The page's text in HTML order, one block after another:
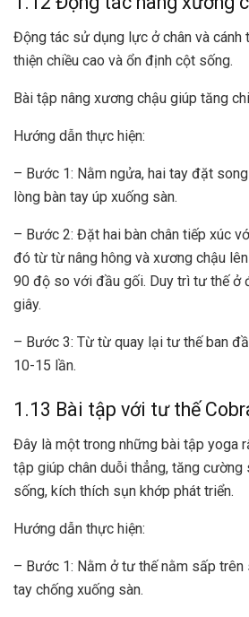
Động tác sử dụng lực ở chân và cánh
thiện chiều cao và ổn định cột sống.
Bài tập nâng xương chậu giúp tăng
Hướng dẫn thực hiện:
– Bước 1: Nằm ngửa, hai tay đặt
lòng bàn tay úp xuống sàn.
– Bước 2: Đặt hai bàn chân tiếp xúc
đó từ từ nâng hông và xương chậu
90 độ so với đầu gối. Duy trì tư thế ở
giây.
– Bước 3: Từ từ quay lại tư thế ban
10-15 lần.
1.13 Bài tập với tư thế
Đây là một trong những bài tập yoga
tập giúp chân duỗi thẳng, tăng
sống, kích thích sụn khớp phát triển.
Hướng dẫn thực hiện:
– Bước 1: Nằm ở tư thế nằm sấp trên
tay chống xuống sàn.